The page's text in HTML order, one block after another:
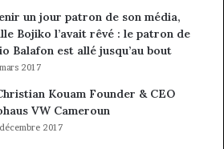
un jour patron de son média,
Bojiko l’avait rêvé : le patron de
Balafon est allé jusqu’au bout
2017
Kouam Founder & CEO
VW Cameroun
2017